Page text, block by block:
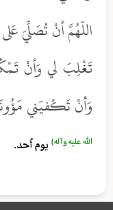
اللّهُمَّ أنْ تُصَلِّيَ
تَغْلِبَ لي وَأنْ
وَأنْ تَكْفيَني
الله عليه وآله) يوم أُحد.